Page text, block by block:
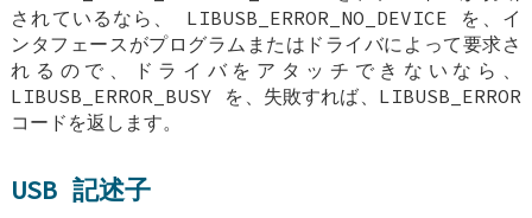
されているなら、 LIBUSB_ERROR_NO_DEVICE を、イ
ンタフェースがプログラムまたはドライバによって要求さ
れるので、ドライバをアタッチできないなら、
LIBUSB_ERROR_BUSY を、失敗すれば、LIBUSB_ERROR
コードを返します。
USB 記述子